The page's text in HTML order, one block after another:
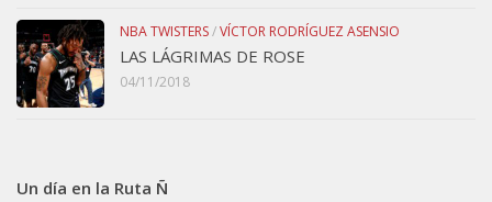
NBA TWISTERS/VÍCTOR RODRÍGUEZ ASENSIO
LAS LÁGRIMAS DE ROSE
04/11/2018
Un día en la Ruta Ñ